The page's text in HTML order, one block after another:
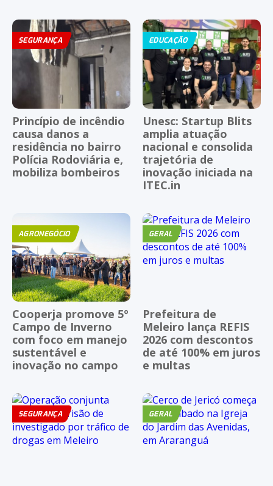
SEGURANÇA
Princípio de incêndio
causa danos a
residência no bairro
Polícia Rodoviária e,
mobiliza bombeiros
EDUCAÇÃO
Unesc: Startup Blits
amplia atuação
nacional e consolida
trajetória de
inovação iniciada na
ITEC.in
AGRONEGÓCIO
Cooperja promove 5º
Campo de Inverno
com foco em manejo
sustentável e
inovação no campo
GERAL
Prefeitura de
Meleiro lança REFIS
2026 com descontos
de até 100% em juros
e multas
SEGURANÇA GERAL